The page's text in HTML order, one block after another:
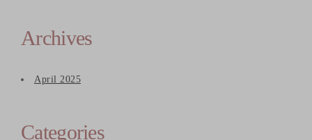
Archives
April 2025
Categories